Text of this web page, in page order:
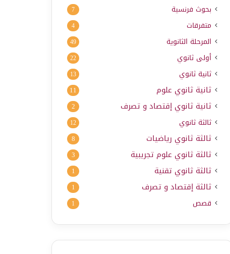
بحوث فرنسية 7
متفرقات 4
المرحلة الثانوية 49
أولى ثانوي 22
ثانية ثانوي 13
ثانية ثانوي علوم 11
ثانية ثانوي إقتصاد و تصرف 2
ثالثة ثانوي 12
ثالثة ثانوي رياضيات 8
ثالثة ثانوي علوم تجريبية 3
ثالثة ثانوي تقنية 1
ثالثة إقتصاد و تصرف 1
قصص 1